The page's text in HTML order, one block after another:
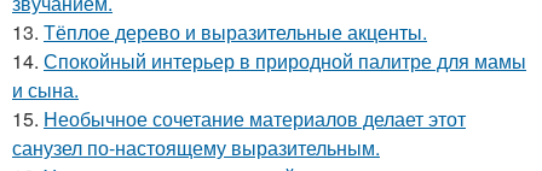
13. Тёплое дерево и выразительные акценты.
14. Спокойный интерьер в природной палитре для мамы
и сына.
15. Необычное сочетание материалов делает этот
санузел по-настоящему выразительным.